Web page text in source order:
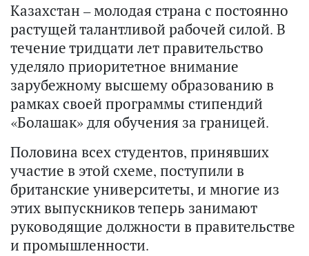
Казахстан – молодая страна с постоянно
растущей талантливой рабочей силой. В
течение тридцати лет правительство
уделяло приоритетное внимание
зарубежному высшему образованию в
рамках своей программы стипендий
«Болашак» для обучения за границей.
Половина всех студентов, принявших
участие в этой схеме, поступили в
британские университеты, и многие из
этих выпускников теперь занимают
руководящие должности в правительстве
и промышленности.